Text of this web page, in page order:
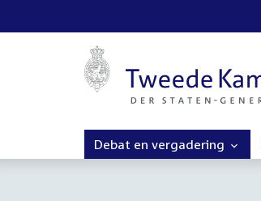
Debat en vergadering